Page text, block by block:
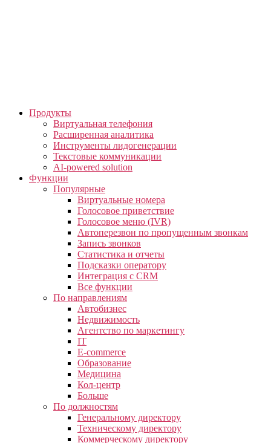
Продукты
Виртуальная телефония
Расширенная аналитика
Инструменты лидогенерации
Текстовые коммуникации
AI-powered solution
Функции
Популярные
Виртуальные номера
Голосовое приветствие
Голосовое меню (IVR)
Автоперезвон по пропущенным звонкам
Запись звонков
Статистика и отчеты
Подсказки оператору
Интеграция с CRM
Все функции
По направлениям
Автобизнес
Недвижимость
Агентство по маркетингу
IT
E-commerce
Образование
Медицина
Кол-центр
Больше
По должностям
Генеральному директору
Техническому директору
Коммерческому директору